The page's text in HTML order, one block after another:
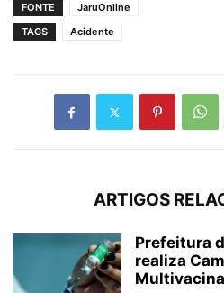
FONTE
JaruOnline
TAGS
Acidente
ARTIGOS
Prefeitura
realiza